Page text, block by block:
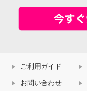
ご利用ガイド
お問い合わせ